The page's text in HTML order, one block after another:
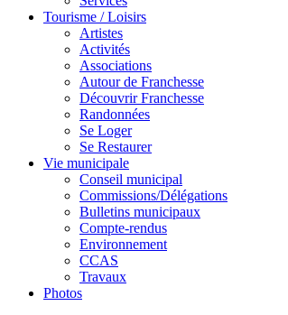
Tourisme / Loisirs
Artistes
Activités
Associations
Autour de Franchesse
Découvrir Franchesse
Randonnées
Se Loger
Se Restaurer
Vie municipale
Conseil municipal
Commissions/Délégations
Bulletins municipaux
Compte-rendus
Environnement
CCAS
Travaux
Photos